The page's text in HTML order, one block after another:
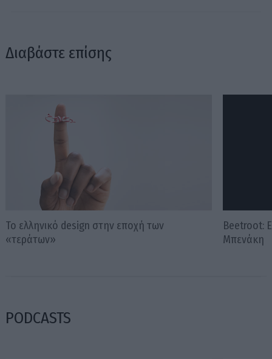
Διαβάστε επίσης
Το ελληνικό design στην εποχή των
«τεράτων»
Beetroot:
Μπενάκη
PODCASTS